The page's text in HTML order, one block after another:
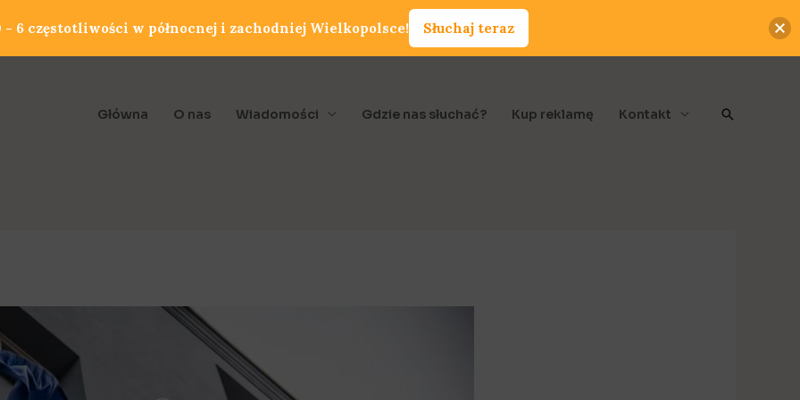
Główna O nas Wiadomości Gdzie nas słuchać? Kup reklamę Kontakt Szukaj
6 częstotliwości w północnej i zachodniej Wielkopolsce! Słuchaj teraz